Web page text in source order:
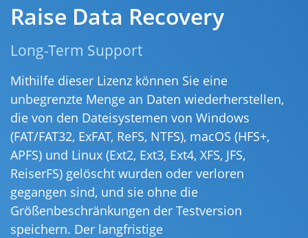
Raise Data Recovery
Long-Term Support
Mithilfe dieser Lizenz können Sie eine
unbegrenzte Menge an Daten wiederherstellen,
die von den Dateisystemen von Windows
(FAT/FAT32, ExFAT, ReFS, NTFS), macOS (HFS+,
APFS) und Linux (Ext2, Ext3, Ext4, XFS, JFS,
ReiserFS) gelöscht wurden oder verloren
gegangen sind, und sie ohne die
Größenbeschränkungen der Testversion
speichern. Der langfristige